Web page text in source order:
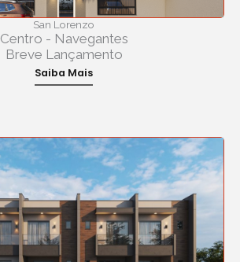
San Lorenzo
Centro - Navegantes
Breve Lançamento
Saiba Mais